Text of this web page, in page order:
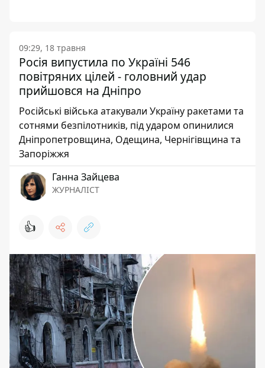
09:29, 18 травня
Росія випустила по Україні 546
повітряних цілей - головний удар
прийшовся на Дніпро
Російські війська атакували Україну ракетами та
сотнями безпілотників, під ударом опинилися
Дніпропетровщина, Одещина, Чернігівщина та
Запоріжжя
Ганна Зайцева
ЖУРНАЛІСТ
👍